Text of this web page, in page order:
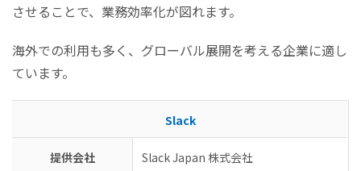
させることで、業務効率化が図れます。
海外での利用も多く、グローバル展開を考える企業に適し
ています。
Slack
提供会社 Slack Japan 株式会社